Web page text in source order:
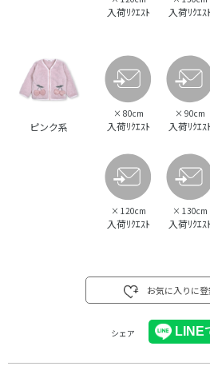
入荷ﾘｸｴｽﾄ 入荷ﾘｸｴｽﾄ
ピンク系
× 80cm
入荷ﾘｸｴｽﾄ
× 90cm
入荷ﾘｸｴｽﾄ
× 120cm
入荷ﾘｸｴｽﾄ
× 130cm
入荷ﾘｸｴｽﾄ
お気に入りに登
シェア